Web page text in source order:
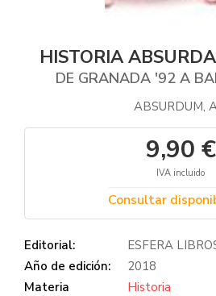
HISTORIA
DE GRANADA '92 A
ABSURDUM,
9,90 €
IVA incluido
Consultar
Editorial:
ESFERA
Año de edición:
2018
Materia
Historia